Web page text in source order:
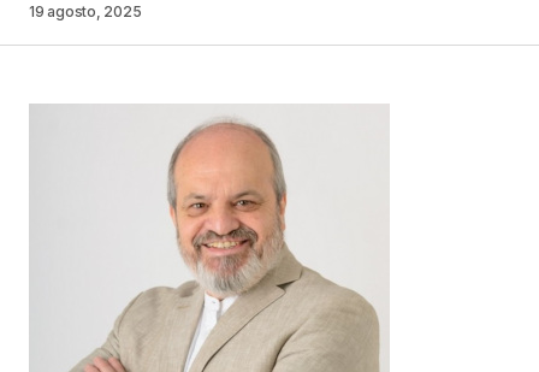
Your Name*
Guarda mi nombre, correo electrónico y web en
este navegador para la próxima vez que
comente.
Este sitio esta protegido por
19 agosto, 2025